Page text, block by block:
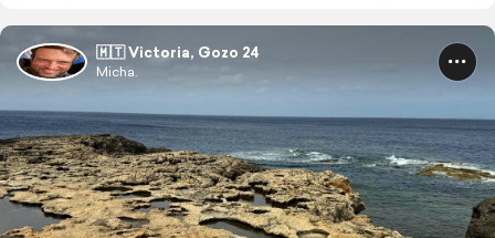
🇲🇹 Victoria, Gozo 24
Micha.